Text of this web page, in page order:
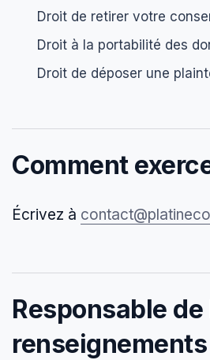
Droit de retirer votre
Droit à la portabilité des
Droit de déposer une
Comment
Écrivez à
Responsable